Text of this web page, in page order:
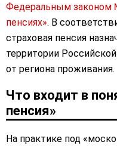
Федеральным законом
пенсиях». В
страховая пенсия
территории
от региона проживания.
Что входит в
пенсия»
На практике под